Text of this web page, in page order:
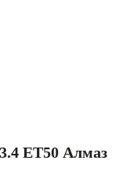
ET50 Алмаз